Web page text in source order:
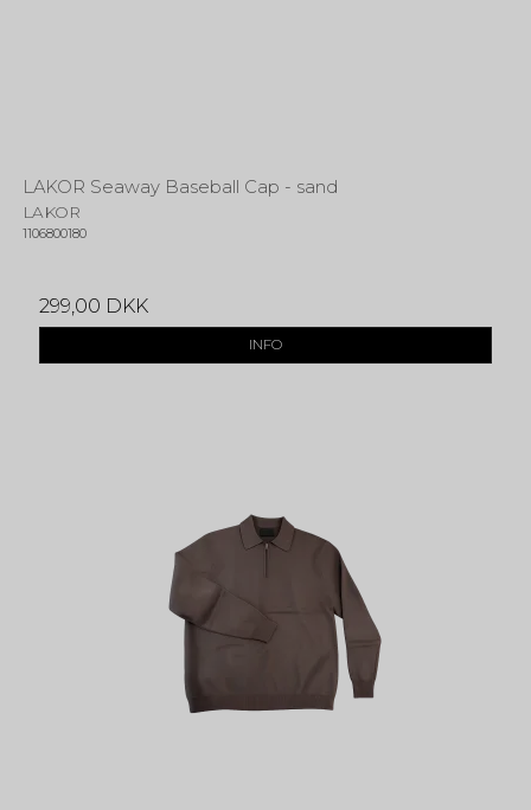
LAKOR Seaway Baseball Cap - sand
LAKOR
1106800180
299,00 DKK
INFO